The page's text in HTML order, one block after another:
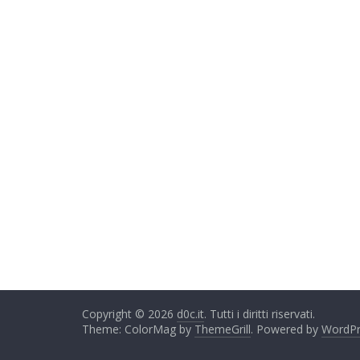
Copyright © 2026 d0c.it. Tutti i diritti riservati.
Theme: ColorMag by ThemeGrill. Powered by